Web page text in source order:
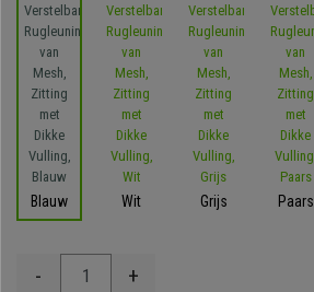
Blauw Wit Grijs Paars
- +